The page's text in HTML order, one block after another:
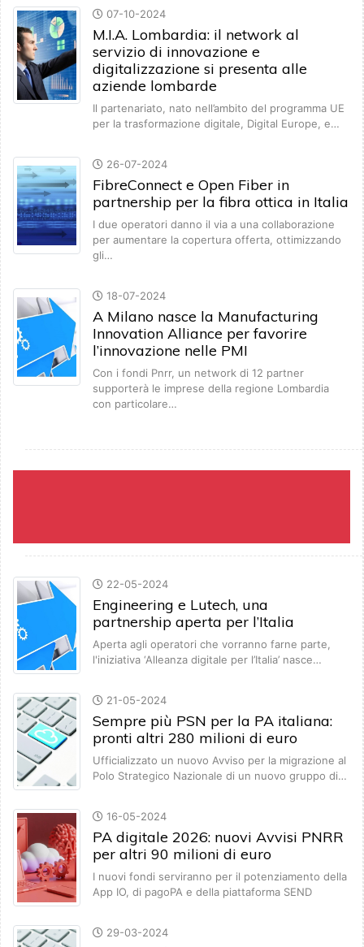
07-10-2024
M.I.A. Lombardia: il network al
servizio di innovazione e
digitalizzazione si presenta alle
aziende lombarde
Il partenariato, nato nell’ambito del programma UE
per la trasformazione digitale, Digital Europe, e…
26-07-2024
FibreConnect e Open Fiber in
partnership per la fibra ottica in Italia
I due operatori danno il via a una collaborazione
per aumentare la copertura offerta, ottimizzando
gli…
18-07-2024
A Milano nasce la Manufacturing
Innovation Alliance per favorire
l’innovazione nelle PMI
Con i fondi Pnrr, un network di 12 partner
supporterà le imprese della regione Lombardia
con particolare…
22-05-2024
Engineering e Lutech, una
partnership aperta per l’Italia
Aperta agli operatori che vorranno farne parte,
l'iniziativa ‘Alleanza digitale per l’Italia’ nasce…
21-05-2024
Sempre più PSN per la PA italiana:
pronti altri 280 milioni di euro
Ufficializzato un nuovo Avviso per la migrazione al
Polo Strategico Nazionale di un nuovo gruppo di…
16-05-2024
PA digitale 2026: nuovi Avvisi PNRR
per altri 90 milioni di euro
I nuovi fondi serviranno per il potenziamento della
App IO, di pagoPA e della piattaforma SEND
29-03-2024